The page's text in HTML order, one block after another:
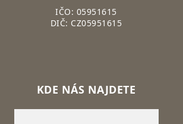
IČO: 05951615
DIČ: CZ05951615
KDE NÁS NAJDETE